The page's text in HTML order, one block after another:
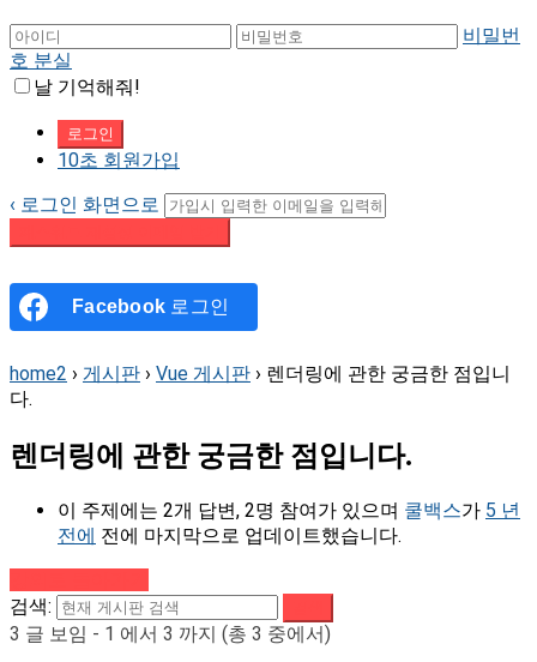
비밀번
호 분실
날 기억해줘!
10초 회원가입
‹ 로그인 화면으로
Facebook 로그인
home2 › 게시판 › Vue 게시판 › 렌더링에 관한 궁금한 점입니
다.
렌더링에 관한 궁금한 점입니다.
이 주제에는 2개 답변, 2명 참여가 있으며 쿨백스가 5 년
전에 전에 마지막으로 업데이트했습니다.
검색:
3 글 보임 - 1 에서 3 까지 (총 3 중에서)